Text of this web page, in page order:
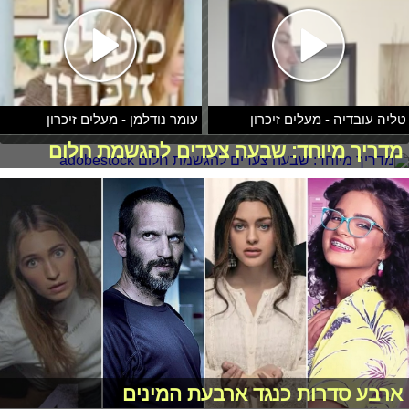
טליה עובדיה - מעלים זיכרון עומר נודלמן - מעלים זיכרון
מדריך מיוחד: שבעה צעדים להגשמת חלום
ארבע סדרות כנגד ארבעת המינים